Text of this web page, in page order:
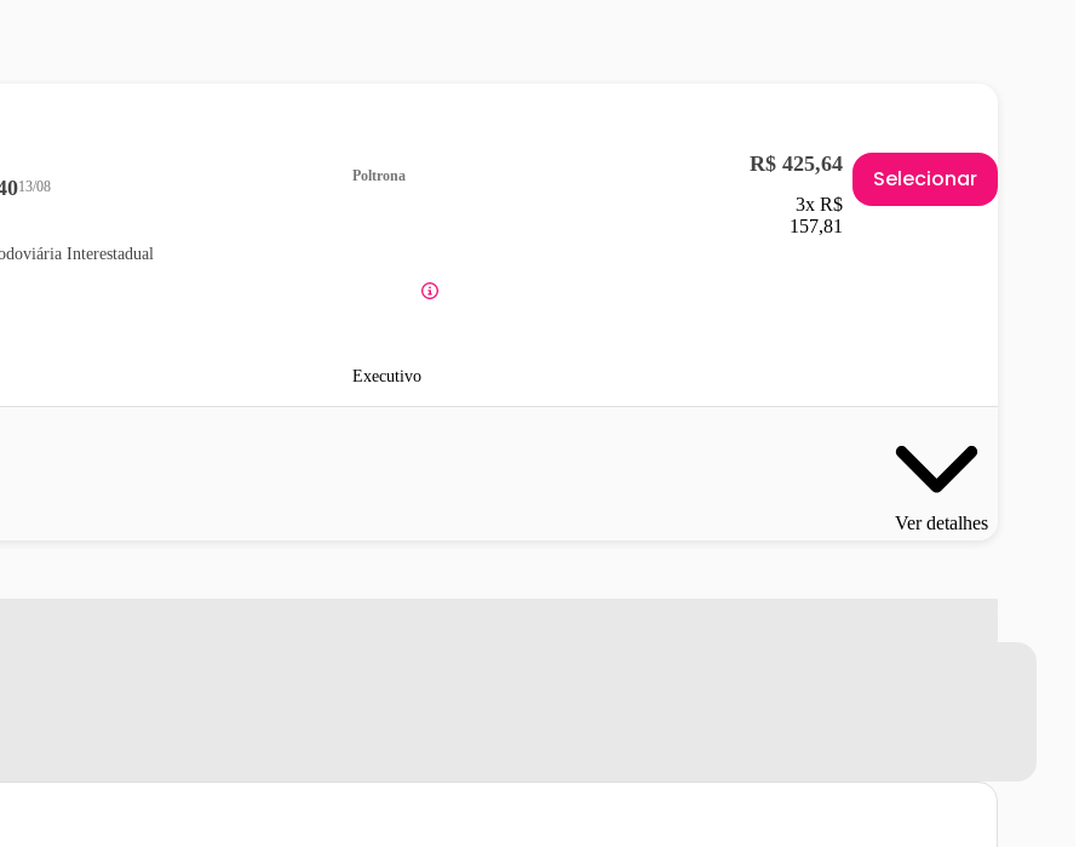
13/08
Interestadual
Poltrona
Executivo
R$ 425,64
3x R$
157,81
Selecionar
Ver detalhes